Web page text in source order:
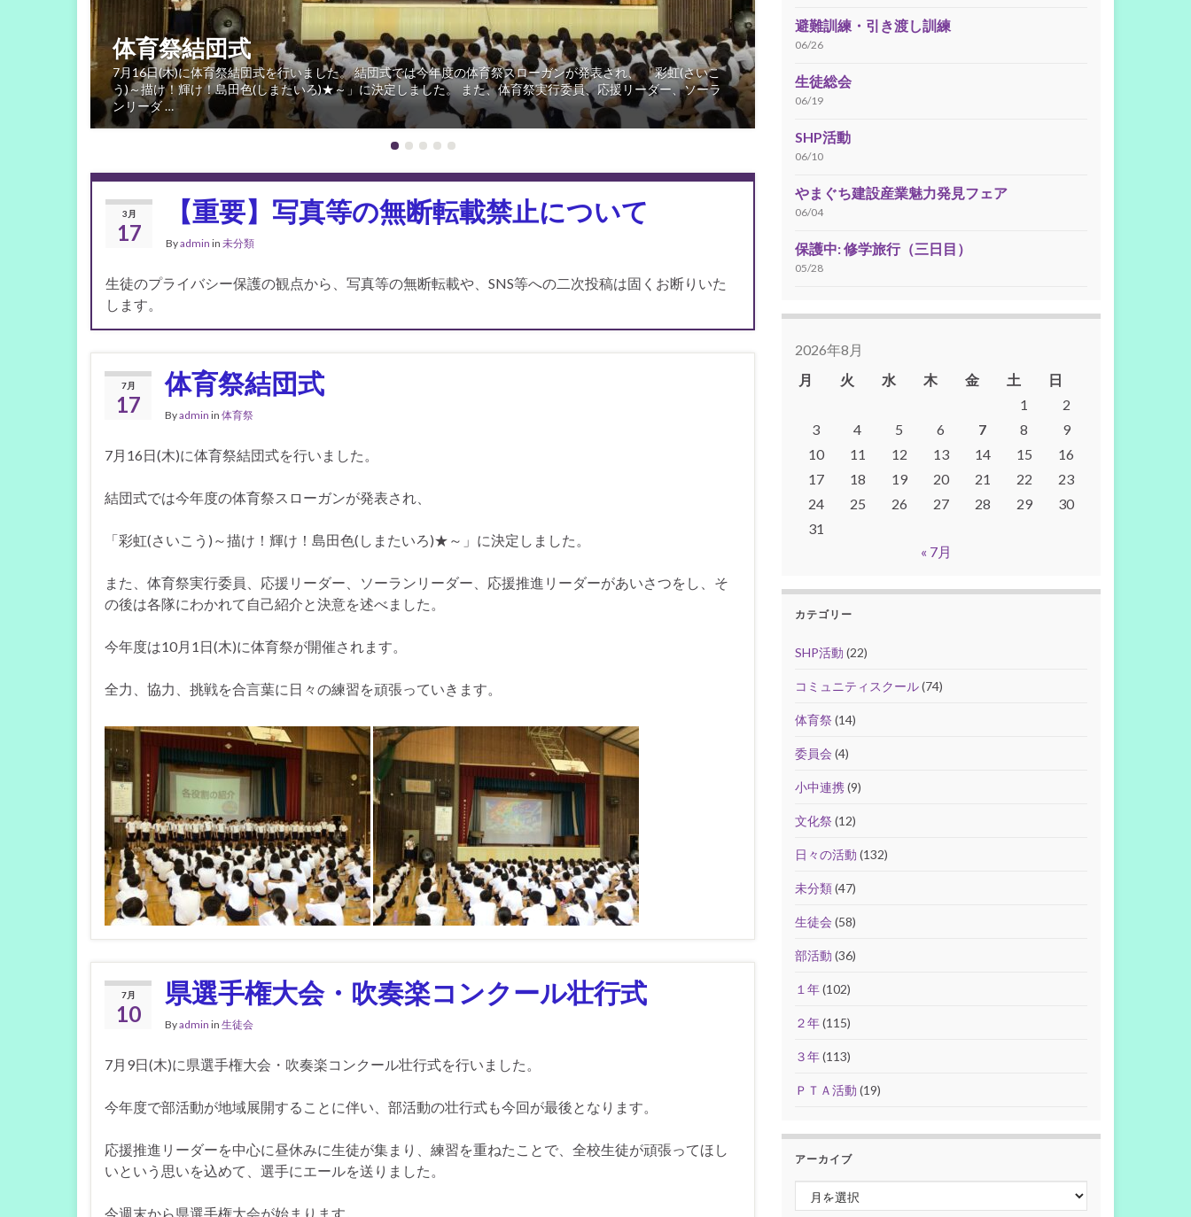
体育祭結団式
7月16日(木)に体育祭結団式を行いました。 結団式では今年度の体育祭スローガンが発表され、 「彩虹(さいこ
う)～描け！輝け！島田色(しまたいろ)★～」に決定しました。 また、体育祭実行委員、応援リーダー、ソーラ
ンリーダ …
3月
17
【重要】写真等の無断転載禁止について
Byadmin in 未分類
生徒のプライバシー保護の観点から、写真等の無断転載や、SNS等への二次投稿は固くお断りいた
します。
7月
17
体育祭結団式
Byadmin in 体育祭
7月16日(木)に体育祭結団式を行いました。
結団式では今年度の体育祭スローガンが発表され、
「彩虹(さいこう)～描け！輝け！島田色(しまたいろ)★～」に決定しました。
また、体育祭実行委員、応援リーダー、ソーランリーダー、応援推進リーダーがあいさつをし、そ
の後は各隊にわかれて自己紹介と決意を述べました。
今年度は10月1日(木)に体育祭が開催されます。
全力、協力、挑戦を合言葉に日々の練習を頑張っていきます。
7月
10
県選手権大会・吹奏楽コンクール壮行式
Byadmin in 生徒会
7月9日(木)に県選手権大会・吹奏楽コンクール壮行式を行いました。
今年度で部活動が地域展開することに伴い、部活動の壮行式も今回が最後となります。
応援推進リーダーを中心に昼休みに生徒が集まり、練習を重ねたことで、全校生徒が頑張ってほし
いという思いを込めて、選手にエールを送りました。
今週末から県選手権大会が始まります。
避難訓練・引き渡し訓練
06/26
生徒総会
06/19
SHP活動
06/10
やまぐち建設産業魅力発見フェア
06/04
保護中: 修学旅行（三日目）
05/28
2026年8月
月
火 水 木 金 土
日
1
2
3
4 5 6 7 8
9
10
11 12 13 14 15
16
17
18 19 20 21 22
23
24
25 26 27 28 29
30
31
« 7月
カテゴリー
SHP活動 (22)
コミュニティスクール(74)
体育祭 (14)
委員会 (4)
小中連携(9)
文化祭 (12)
日々の活動 (132)
未分類(47)
生徒会 (58)
部活動 (36)
１年(102)
２年(115)
３年(113)
ＰＴＡ活動 (19)
アーカイブ
アーカイブ